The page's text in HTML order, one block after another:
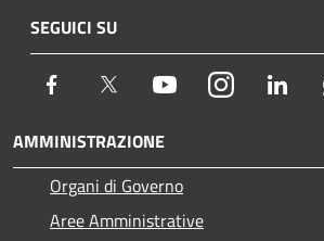
SEGUICI SU
Facebook Twitter YoutubeInstagram
AMMINISTRAZIONE
Organi di Governo
Aree Amministrative